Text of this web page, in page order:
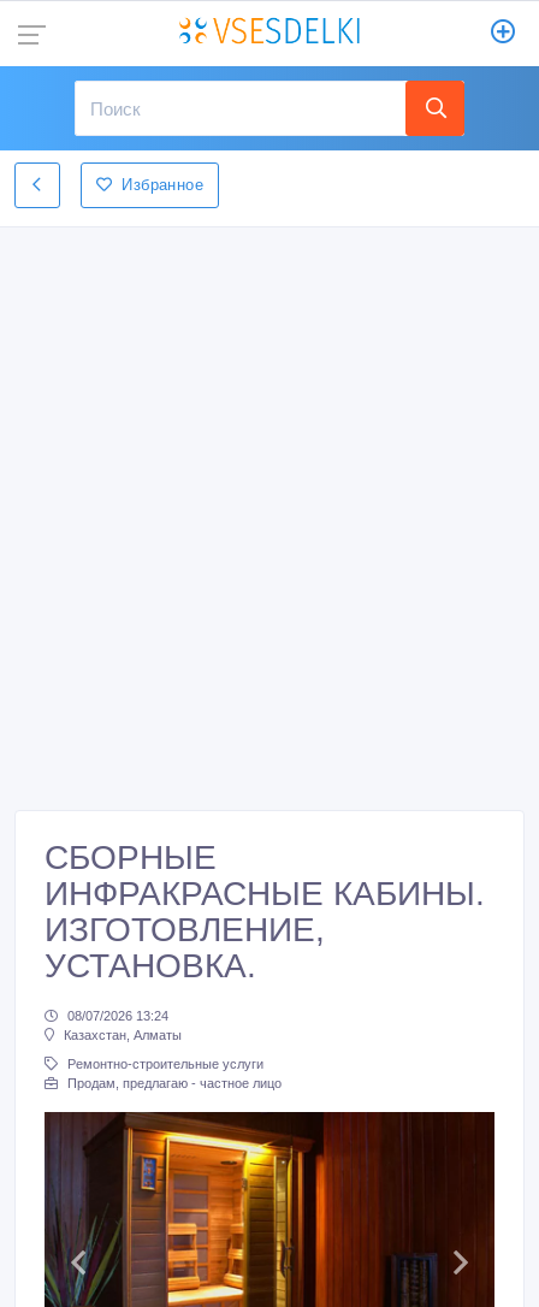
Избранное
СБОРНЫЕ
ИНФРАКРАСНЫЕ КАБИНЫ.
ИЗГОТОВЛЕНИЕ,
УСТАНОВКА.
08/07/2026 13:24
Казахстан, Алматы
Ремонтно-строительные услуги
Продам, предлагаю - частное лицо